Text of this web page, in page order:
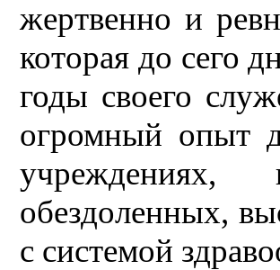
жертвенно и
которая до сего
годы своего
огромный опыт
обездоленных,
с системой